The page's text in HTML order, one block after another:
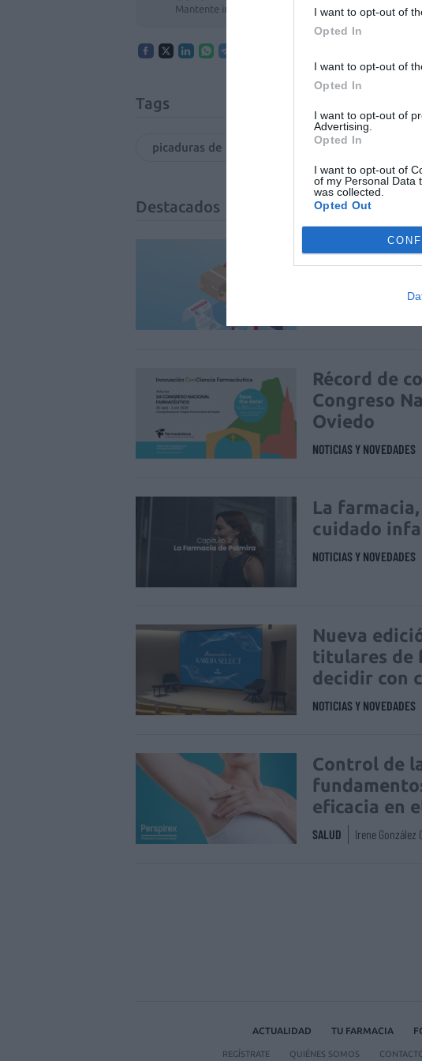
I want to opt-out of
Opted In
I want to opt-out of
Opted In
I want to opt-out of
Advertising.
Opted In
I want to opt-out of
of my Personal Data
was collected.
Opted Out
Mantente informado con las últimas noticias de
Tags
picaduras de medusas medusas
Destacados
La venta
uso
Isabel Marín
Récord de
Congreso
Oviedo
NOTICIAS Y NOVEDADES
La
cuidado
NOTICIAS Y NOVEDADES
Nueva
titulares de
decidir con
NOTICIAS Y NOVEDADES
Control de
eficacia en
SALUD Irene González
ACTUALIDAD TU FARMACIA
REGÍSTRATE QUIÉNES SOMOS